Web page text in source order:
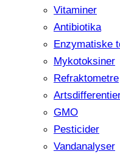
Vitaminer
Antibiotika
Enzymatiske
Mykotoksiner
Refraktometre
GMO
Pesticider
Vandanalyser